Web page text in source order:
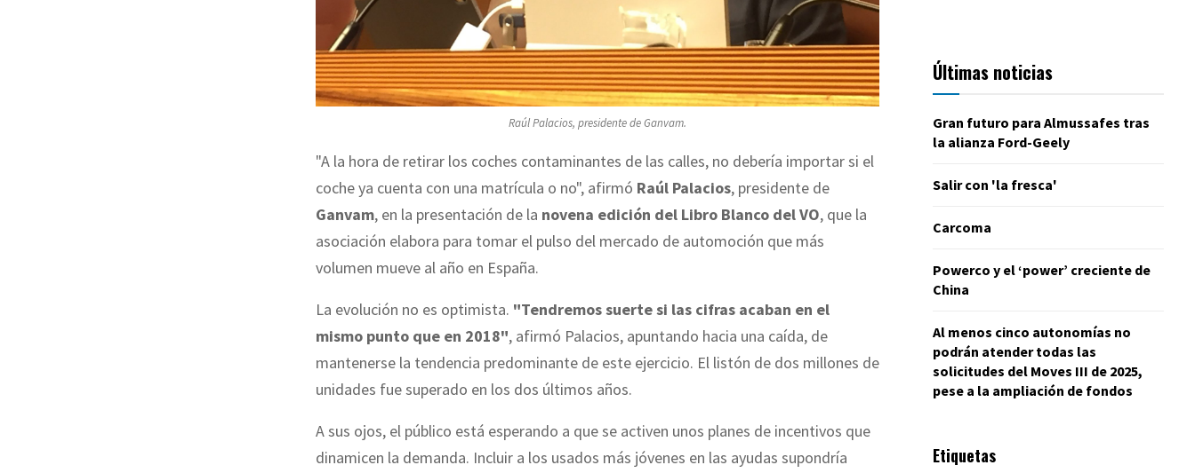
Raúl Palacios, presidente de Ganvam.
"A la hora de retirar los coches contaminantes de las calles, no debería importar si el
coche ya cuenta con una matrícula o no", afirmó Raúl Palacios, presidente de
Ganvam, en la presentación de la novena edición del Libro Blanco del VO, que la
asociación elabora para tomar el pulso del mercado de automoción que más
volumen mueve al año en España.
La evolución no es optimista. "Tendremos suerte si las cifras acaban en el
mismo punto que en 2018", afirmó Palacios, apuntando hacia una caída, de
mantenerse la tendencia predominante de este ejercicio. El listón de dos millones de
unidades fue superado en los dos últimos años.
A sus ojos, el público está esperando a que se activen unos planes de incentivos que
dinamicen la demanda. Incluir a los usados más jóvenes en las ayudas supondría
Últimas noticias
Gran futuro para Almussafes tras
la alianza Ford-Geely
Salir con 'la fresca'
Carcoma
Powerco y el ‘power’ creciente de
China
Al menos cinco autonomías no
podrán atender todas las
solicitudes del Moves III de 2025,
pese a la ampliación de fondos
Etiquetas